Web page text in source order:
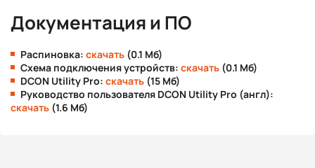
Документация и ПО
Распиновка: скачать (0.1 Мб)
Схема подключения устройств: скачать (0.1 Мб)
DCON Utility Pro: скачать (15 Мб)
Руководство пользователя DCON Utility Pro (англ):
скачать (1.6 Мб)